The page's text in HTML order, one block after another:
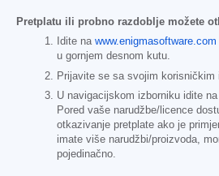
Pretplatu ili probno razdoblje možete
Idite na www.enigmasoftware.com
u gornjem desnom kutu.
Prijavite se sa svojim korisničkim
U navigacijskom izborniku idite na
Pored vaše narudžbe/licence
otkazivanje pretplate ako je
imate više narudžbi/proizvoda,
pojedinačno.